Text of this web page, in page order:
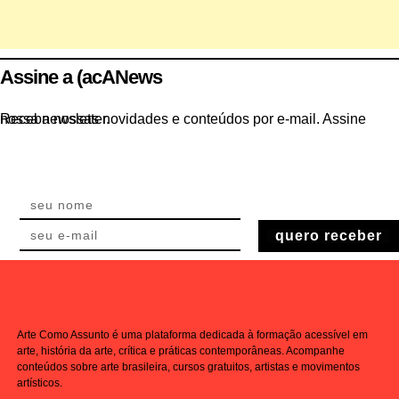
Assine a (acANews
Receba nossas novidades e conteúdos por e-mail. Assine nossa newsletter.
quero receber
Arte Como Assunto é uma plataforma dedicada à formação acessível em
arte, história da arte, crítica e práticas contemporâneas. Acompanhe
conteúdos sobre arte brasileira, cursos gratuitos, artistas e movimentos
artísticos.